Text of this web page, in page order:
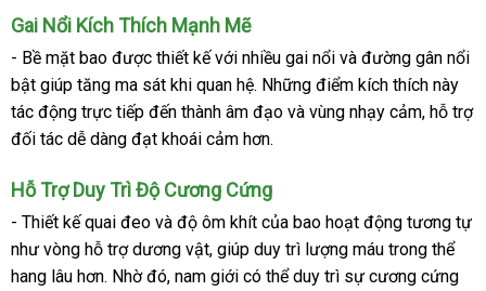
Gai Nổi Kích Thích Mạnh Mẽ
- Bề mặt bao được thiết kế với nhiều gai nổi và đường gân nổi
bật giúp tăng ma sát khi quan hệ. Những điểm kích thích này
tác động trực tiếp đến thành âm đạo và vùng nhạy cảm, hỗ trợ
đối tác dễ dàng đạt khoái cảm hơn.
Hỗ Trợ Duy Trì Độ Cương Cứng
- Thiết kế quai đeo và độ ôm khít của bao hoạt động tương tự
như vòng hỗ trợ dương vật, giúp duy trì lượng máu trong thể
hang lâu hơn. Nhờ đó, nam giới có thể duy trì sự cương cứng